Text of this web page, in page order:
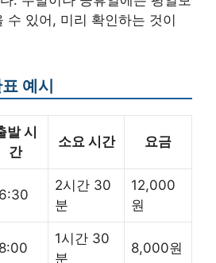
수 있어, 미리 확인하는 것이
예시
발 시
간
소요 시간 요금
2시간 30
분
12,000
원
1시간 30
분
8,000원